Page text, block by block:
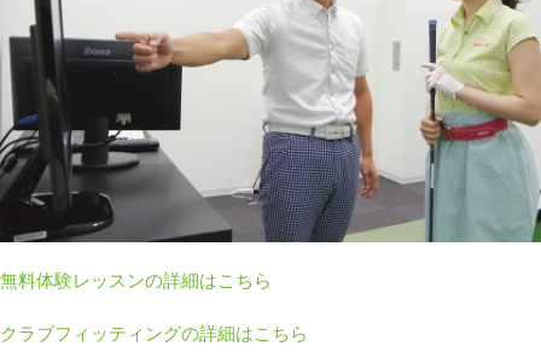
よくある質問
採用情報
会員様ログイン
無料体験レッスンの詳細はこちら
クラブフィッティングの詳細はこちら